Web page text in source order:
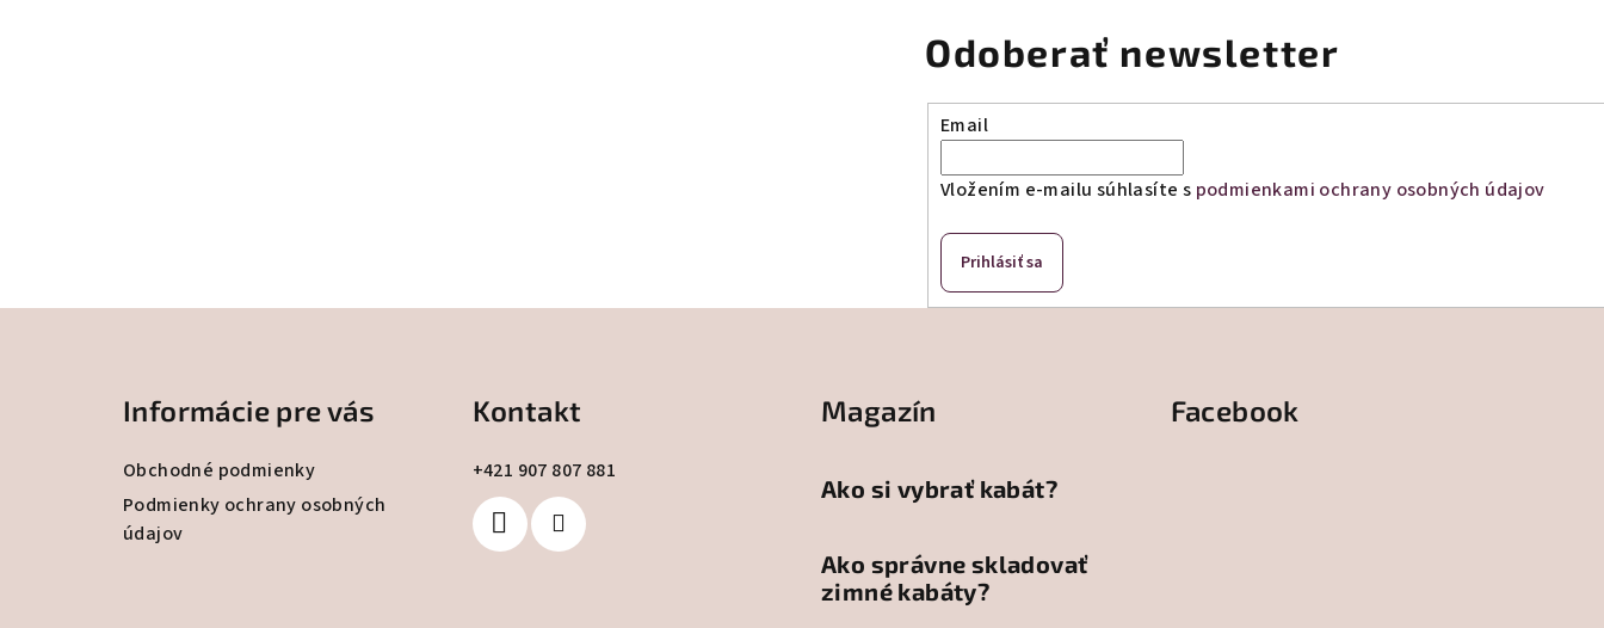
Odoberať newsletter
Email
Vložením e-mailu súhlasíte s podmienkami ochrany osobných údajov
Prihlásiť sa
Informácie pre vás
Obchodné podmienky
Podmienky ochrany osobných
údajov
Kontakt
+421 907 807 881
Magazín
Ako si vybrať kabát?
Ako správne skladovať
zimné kabáty?
Facebook